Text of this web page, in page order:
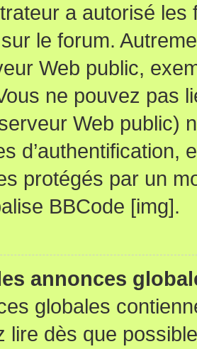
a autorisé
le forum.
Web public,
ne pouvez pas
Web public)
d’authentification,
protégés par un
BBCode [img].
annonces
globales
lire dès que